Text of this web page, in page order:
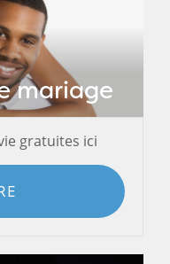
mariage
gratuites ici